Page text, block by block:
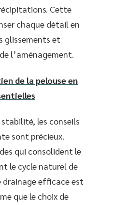
Cette
chaque détail en
glissements et
l’aménagement.
de la pelouse en
les conseils
sont précieux.
qui consolident le
le cycle naturel de
drainage efficace est
que le choix de